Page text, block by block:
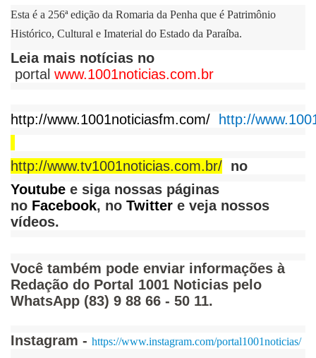
Esta é a 256ª edição da Romaria da Penha que é Patrimônio
Histórico, Cultural e Imaterial do Estado da Paraíba.
Leia mais notícias no
portal www.1001noticias.com.br
http://www.1001noticiasfm.com/ http://
http://www.tv1001noticias.com.br/ no
Youtube e siga nossas páginas
no Facebook, no Twitter e veja nossos
vídeos.
Você também pode enviar informações à
Redação do Portal 1001 Noticias pelo
WhatsApp (83) 9 88 66 - 50 11.
Instagram - https://www.instagram.com/portal1001noticias/